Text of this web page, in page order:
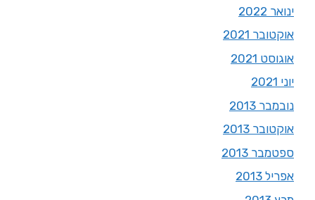
ינואר 2022
אוקטובר 2021
אוגוסט 2021
יוני 2021
נובמבר 2013
אוקטובר 2013
ספטמבר 2013
אפריל 2013